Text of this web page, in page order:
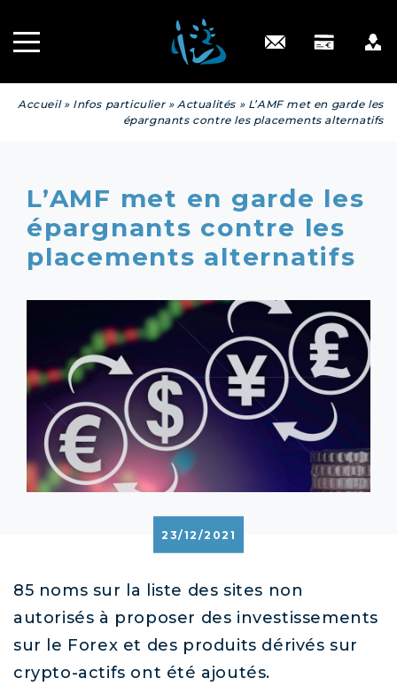
Engagé RSE
Contact
Accueil» Infos particulier» Actualités» L’AMF met en garde les
épargnants contre les placements alternatifs
L’AMF met en garde les
épargnants contre les
placements alternatifs
23/12/2021
85 noms sur la liste des sites non
autorisés à proposer des investissements
sur le Forex et des produits dérivés sur
crypto-actifs ont été ajoutés.